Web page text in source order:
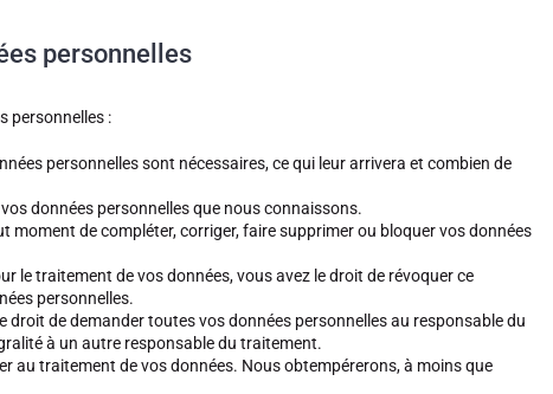
personnelles
personnelles :
personnelles sont nécessaires, ce qui leur arrivera et combien de
données personnelles que nous connaissons.
moment de compléter, corriger, faire supprimer ou bloquer vos données
le traitement de vos données, vous avez le droit de révoquer ce
personnelles.
droit de demander toutes vos données personnelles au responsable du
à un autre responsable du traitement.
au traitement de vos données. Nous obtempérerons, à moins que